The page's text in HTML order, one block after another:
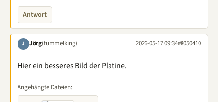
Antwort
J Jörg(fummelking) 2026-05-17 09:34#8050410
Hier ein besseres Bild der Platine.
Angehängte Dateien: